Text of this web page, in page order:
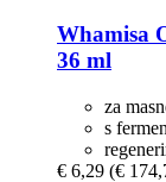
Whamisa
36 ml
za
s
€ 6,29 (€